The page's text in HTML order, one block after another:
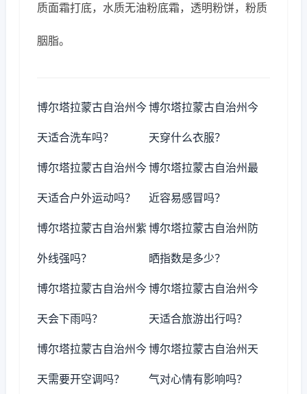
质面霜打底，水质无油粉底霜，透明粉饼，粉质
胭脂。
博尔塔拉蒙古自治州今
天适合洗车吗？
博尔塔拉蒙古自治州今
天穿什么衣服？
博尔塔拉蒙古自治州今
天适合户外运动吗？
博尔塔拉蒙古自治州最
近容易感冒吗？
博尔塔拉蒙古自治州紫
外线强吗？
博尔塔拉蒙古自治州防
晒指数是多少？
博尔塔拉蒙古自治州今
天会下雨吗？
博尔塔拉蒙古自治州今
天适合旅游出行吗？
博尔塔拉蒙古自治州今
天需要开空调吗？
博尔塔拉蒙古自治州天
气对心情有影响吗？